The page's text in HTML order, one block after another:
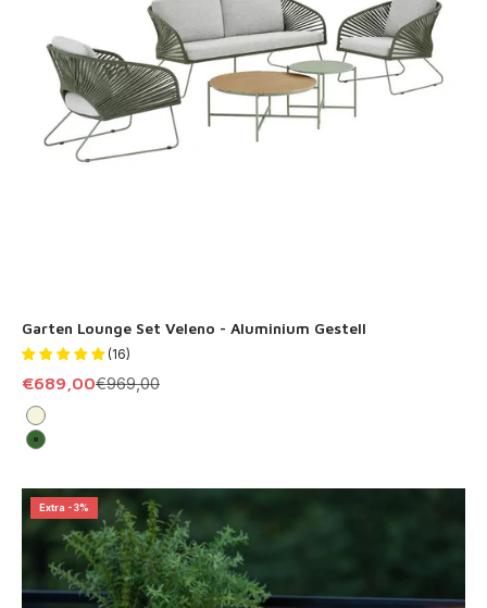
Garten Lounge Set Veleno - Aluminium Gestell
(16)
Angebot
€689,00Regulärer Preis
€969,00
Beige
Grün
Extra -3%